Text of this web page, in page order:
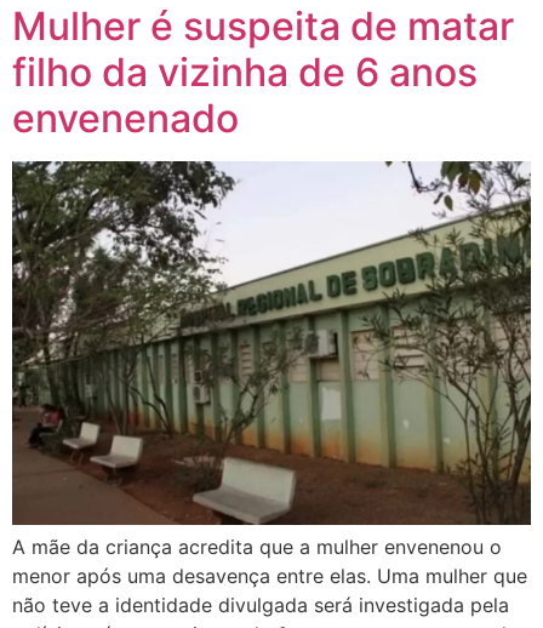
Mulher é suspeita de matar
filho da vizinha de 6 anos
envenenado
A mãe da criança acredita que a mulher envenenou o
menor após uma desavença entre elas. Uma mulher que
não teve a identidade divulgada será investigada pela